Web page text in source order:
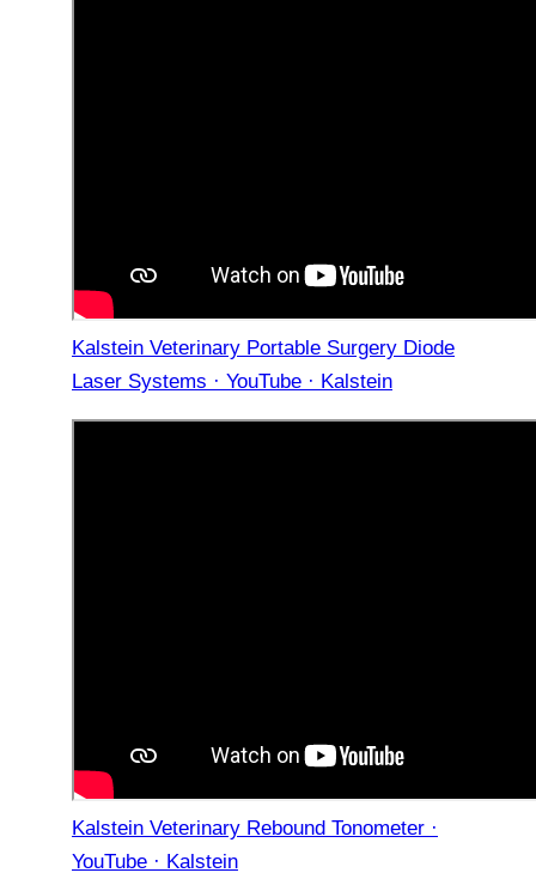
Kalstein Veterinary Portable Surgery Diode
Laser Systems · YouTube · Kalstein
Kalstein Veterinary Rebound Tonometer ·
YouTube · Kalstein